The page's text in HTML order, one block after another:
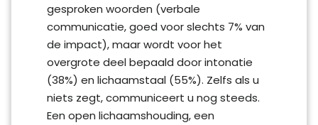
gesproken woorden (verbale
communicatie, goed voor slechts 7% van
de impact), maar wordt voor het
overgrote deel bepaald door intonatie
(38%) en lichaamstaal (55%). Zelfs als u
niets zegt, communiceert u nog steeds.
Een open lichaamshouding, een